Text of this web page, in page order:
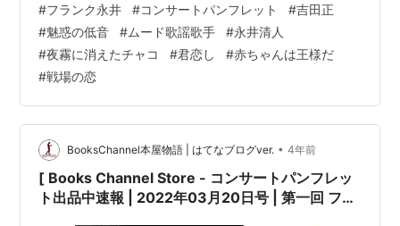
他 | フランク永井 リサイタル 第2回 歌と共に10年 [コン
サートパンフレット]コンディション:中古 可コンディシ
ョン説明文:※古書「可」。[コンサートパンフレット][※発
行所:ビクター][1965年11月3日…
#フランク永井 #コンサートパンフレット #吉田正
#魅惑の低音 #ムード歌謡歌手 #永井清人
#夜霧に消えたチャコ #君恋し #赤ちゃんは王様だ
#戦場の恋
BooksChannel本屋物語 | はてなブログver. • 4年前
[ Books Channel Store - コンサートパンフレッ
ト出品中速報 | 2022年03月20日号 | 第一回 フラ